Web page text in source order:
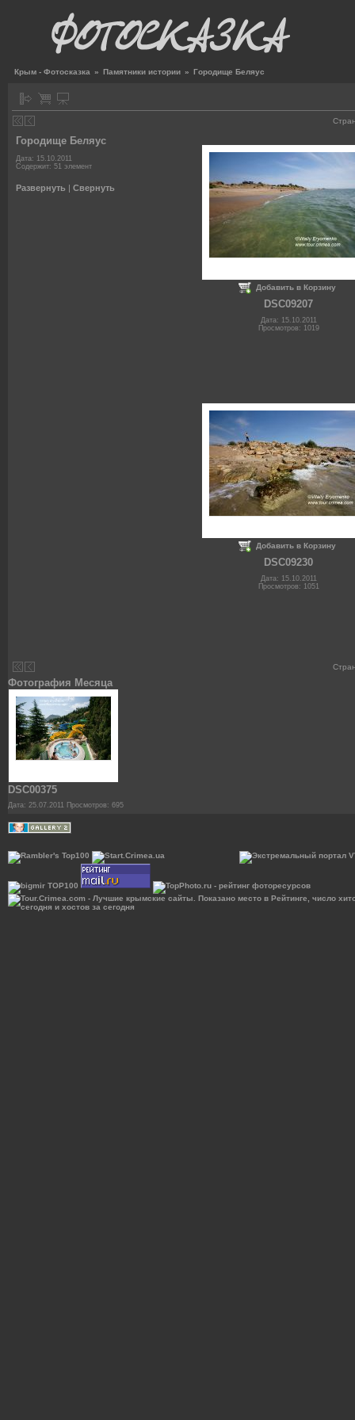
Крым - Фотосказка » Памятники истории » Городище Беляус
Городище Беляус
Дата: 15.10.2011
Содержит: 51 элемент
Развернуть Свернуть
Добавить в Корзину
DSC09207
Дата: 15.10.2011
Просмотров: 1019
Добавить в Корзину
DSC09230
Дата: 15.10.2011
Просмотров: 1051
Фотография Месяца
DSC00375
Дата: 25.07.2011 Просмотров: 695